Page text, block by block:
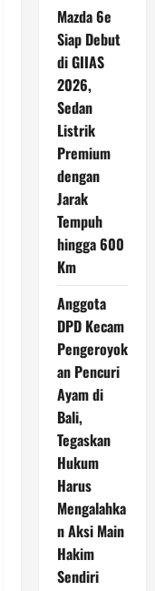
Mazda 6e
Siap Debut
di GIIAS
2026,
Sedan
Listrik
Premium
dengan
Jarak
Tempuh
hingga 600
Km
Anggota
DPD Kecam
Pengeroyok
an Pencuri
Ayam di
Bali,
Tegaskan
Hukum
Harus
Mengalahka
n Aksi Main
Hakim
Sendiri